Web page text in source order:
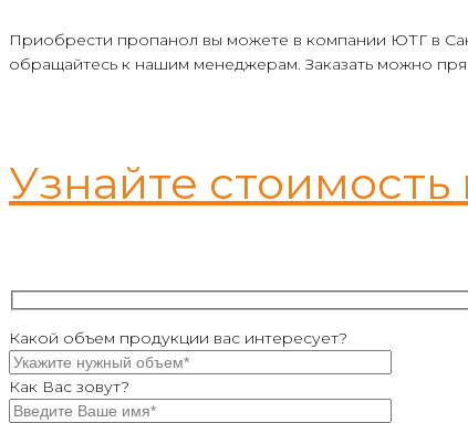
Приобрести пропанол вы можете в компании ЮТГ в
обращайтесь к нашим менеджерам. Заказать можно
Узнайте
Какой объем продукции вас интересует?
Как Вас зовут?